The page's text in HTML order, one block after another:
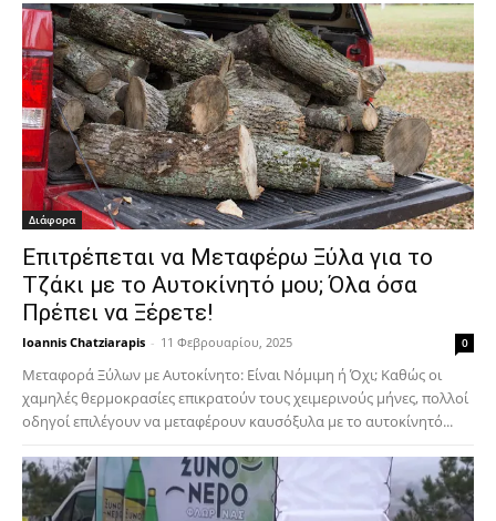
Διάφορα
Επιτρέπεται να Μεταφέρω Ξύλα για το
Τζάκι με το Αυτοκίνητό μου; Όλα όσα
Πρέπει να Ξέρετε!
Ioannis Chatziarapis - 11 Φεβρουαρίου, 2025 0
Μεταφορά Ξύλων με Αυτοκίνητο: Είναι Νόμιμη ή Όχι; Καθώς οι
χαμηλές θερμοκρασίες επικρατούν τους χειμερινούς μήνες, πολλοί
οδηγοί επιλέγουν να μεταφέρουν καυσόξυλα με το αυτοκίνητό...